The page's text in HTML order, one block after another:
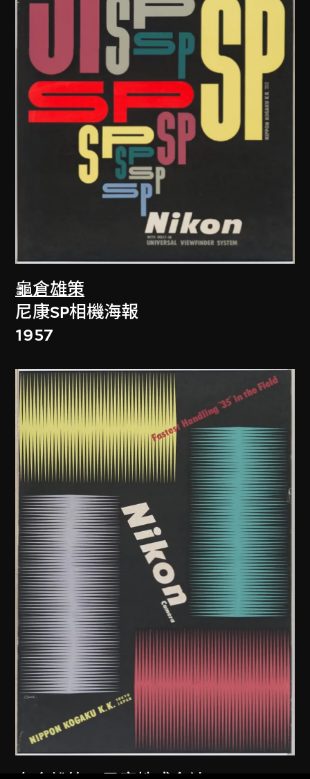
龜倉雄策
尼康SP相機海報
1957